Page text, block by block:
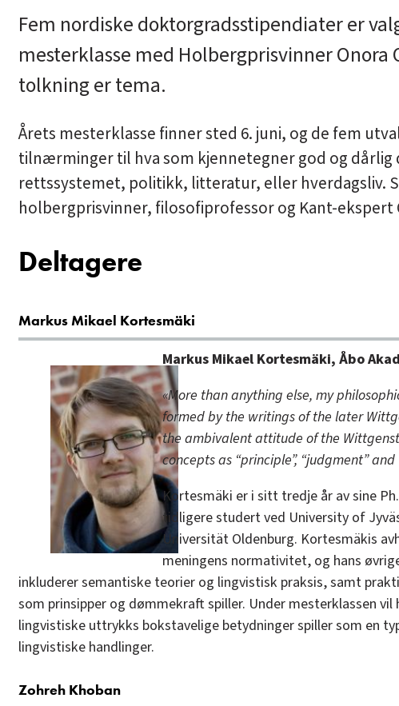
Fem nordiske doktorgradsstipendiater er
mesterklasse med Holbergprisvinner Onora
tolkning er tema.
Årets mesterklasse finner sted 6. juni, og de fem
tilnærminger til hva som kjennetegner god og
rettssystemet, politikk, litteratur, eller hverdagsliv.
holbergprisvinner, filosofiprofessor og Kant-ekspert
Deltagere
Markus Mikael Kortesmäki
Markus Mikael Kortesmäki, Åbo
«More than anything else, my
formed by the writings of the later
the ambivalent attitude of the
concepts as “principle”, “judgment”
Kortesmäki er i sitt tredje år av sine
tidligere studert ved University of
Universität Oldenburg. Kortesmäkis
meningens normativitet, og hans
inkluderer semantiske teorier og lingvistisk praksis, samt
som prinsipper og dømmekraft spiller. Under mesterklassen vil
lingvistiske uttrykks bokstavelige betydninger spiller som en
lingvistiske handlinger.
Zohreh Khoban